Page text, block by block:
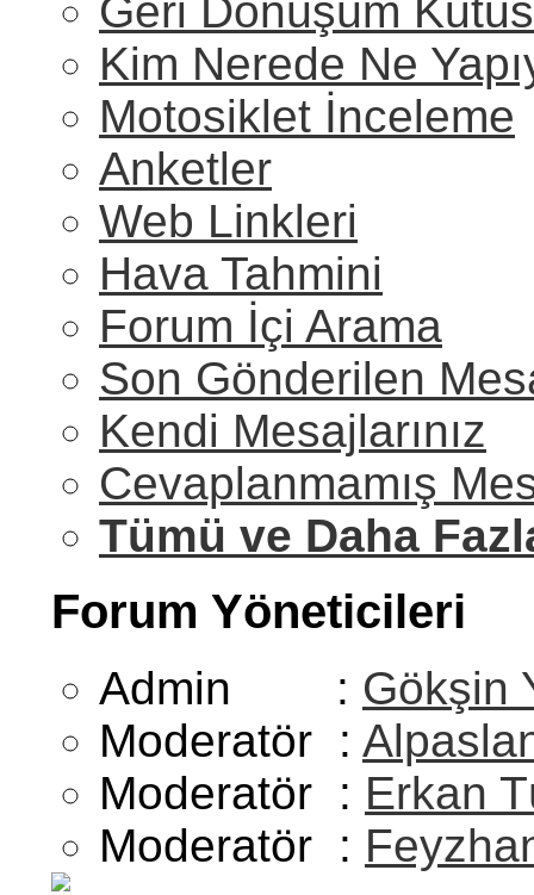
Geri Dönüşüm
Kim Nerede Ne
Motosiklet İnceleme
Anketler
Web Linkleri
Hava Tahmini
Forum İçi Arama
Son Gönderilen
Kendi Mesajlarınız
Cevaplanmamış
Tümü ve Daha
Forum Yöneticileri
Admin : Gökşin
Moderatör :
Moderatör : Erkan
Moderatör :